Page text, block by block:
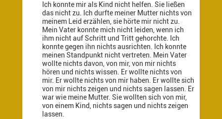
Ich konnte mir als Kind nicht helfen. Sie ließen
das nicht zu. Ich durfte meiner Mutter nichts von
meinem Leid erzählen, sie hörte mir nicht zu.
Mein Vater konnte mich nicht leiden, wenn ich
ihm nicht auf Schritt und Tritt gehorchte. Ich
konnte gegen ihn nichts ausrichten. Ich konnte
meinen Standpunkt nicht vertreten. Mein Vater
wollte nichts davon, von mir, von mir nichts
hören und nichts wissen. Er wollte nichts von
mir. Er wollte nichts von mir haben. Er wollte sich
von mir nichts zeigen und nichts sagen lassen. Er
war wie meine Mutter. Sie wollten sich von mir,
von einem Kind, nichts sagen und nichts zeigen
lassen.